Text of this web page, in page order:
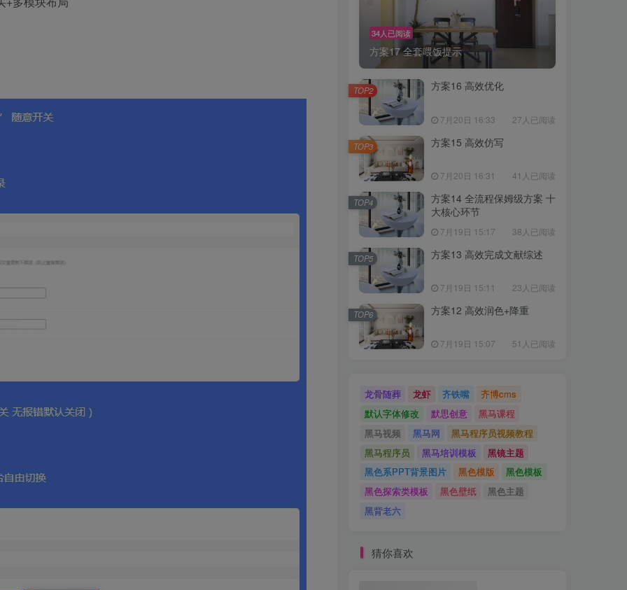
34人已阅读
方案17 全套喂饭提示
方案16 高效优化
7月20日 16:33 27人已阅读
TOP2
方案15 高效仿写
7月20日 16:31 41人已阅读
TOP3
方案14 全流程保姆级方案 十
大核心环节
7月19日 15:17 38人已阅读
TOP4
方案13 高效完成文献综述
7月19日 15:11 23人已阅读
TOP5
方案12 高效润色+降重
7月19日 15:07 51人已阅读
TOP6
龙骨随葬 龙虾 齐铁嘴
齐博cms
默认字体修改
默思创意
黑马课程
黑马视频
黑马网
黑马程序员视频教程
黑马程序员
黑马培训模板
黑镜主题
黑色系PPT背景图片
黑色模版
黑色模板
黑色探索类模板
黑色壁纸
黑色主题
黑背老六
猜你喜欢